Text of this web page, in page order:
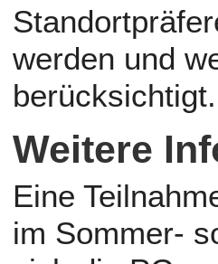
werden und
berücksichtigt.
Weitere
Eine
im Sommer-